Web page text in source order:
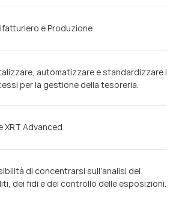
e Produzione
automatizzare e standardizzare i
per la gestione della tesoreria.
XRT Advanced
di concentrarsi sull’analisi dei
dei fidi e del controllo delle esposizioni.